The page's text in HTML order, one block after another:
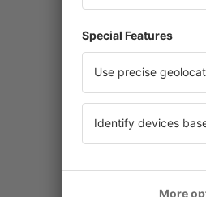
Levné letecké
Národní letecké
Recenze
Letiště
Recenze letišť
Informace o
FAQ - Tipy pro